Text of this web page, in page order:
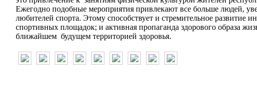
Ежегодно подобные мероприятия привлекают все больше людей,
любителей спорта. Этому способствует и стремительное развитие
спортивных площадок; и активная пропаганда здорового образа
ближайшем будущем территорией здоровья.